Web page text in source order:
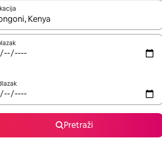
budu dostupni rezultati, moći ćete ih
Pretraži